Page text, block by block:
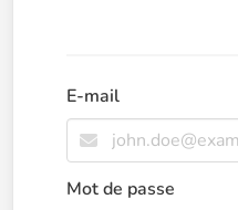
E-mail
Mot de passe